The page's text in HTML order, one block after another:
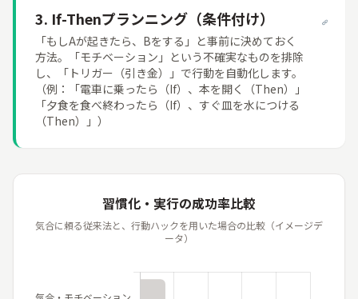
3. If-Thenプランニング（条件付け）
「もしAが起きたら、Bをする」と事前に決めておく
方法。「モチベーション」という不確実なものを排除
し、「トリガー（引 き金）」で行動を自動化します。
（例 ：「電車に乗ったら（If）、 本を開く（Then）」
「夕食を食べ終わったら（If）、すぐ皿を水につける
（Then）」）
習慣化・実行の成功率比較
気合に頼る従来法と、 行動ハックを用いた場合の比較 （イメージデ
ータ）